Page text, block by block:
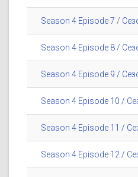
Season 4 Episode 7 /
Season 4 Episode 8 /
Season 4 Episode 9 /
Season 4 Episode 10 /
Season 4 Episode 11 /
Season 4 Episode 12 /